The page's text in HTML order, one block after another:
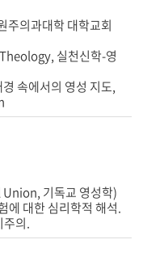
주의과대학 대학교회
실천신학-영
속에서의 영성 지도,
기독교 영성학)
에 대한 심리학적 해석.
주의.